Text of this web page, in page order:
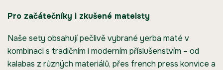
Pro začátečníky i zkušené mateisty
Naše sety obsahují pečlivě vybrané yerba maté v
kombinaci s tradičním i moderním příslušenstvím – od
kalabas z různých materiálů, přes french press konvice a